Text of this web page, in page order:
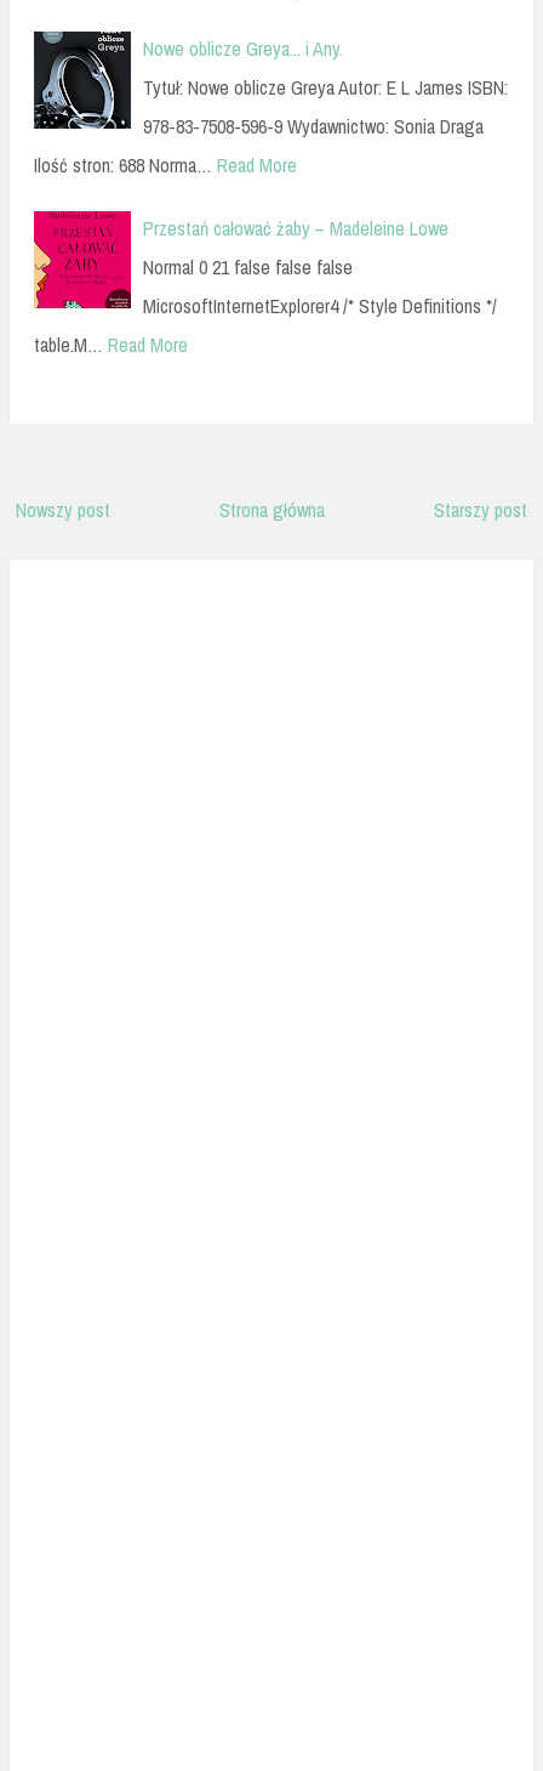
Nowe oblicze Greya... i Any.
Tytuł: Nowe oblicze Greya Autor: E L James ISBN:
978-83-7508-596-9 Wydawnictwo: Sonia Draga
Ilość stron: 688 Norma… Read More
Przestań całować żaby – Madeleine Lowe
Normal 0 21 false false false
MicrosoftInternetExplorer4 /* Style Definitions */
table.M… Read More
Nowszy post Starszy post
Strona główna